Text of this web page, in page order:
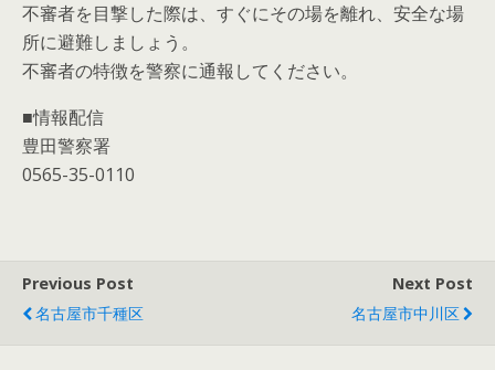
不審者を目撃した際は、すぐにその場を離れ、安全な場
所に避難しましょう。
不審者の特徴を警察に通報してください。
■情報配信
豊田警察署
0565-35-0110
Previous Post
名古屋市千種区
Next Post
名古屋市中川区